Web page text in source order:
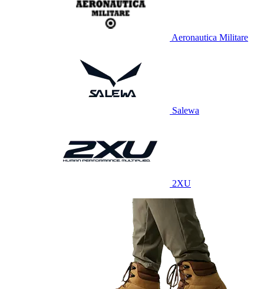
Aeronautica Militare
Salewa
2XU